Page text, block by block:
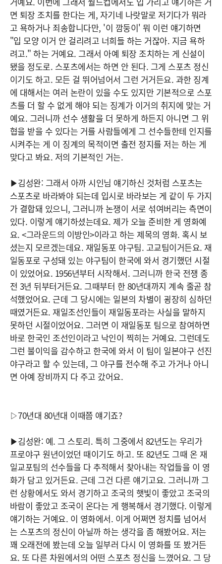
면 퇴장 조치를 한다는 게, 자기네 나랏말로 저기다가 뭐라
고 욕하거나 죄송합니다만, '이 깜둥이' 뭐 이런 얘기하면
"입 모양 이거 안 걸리려고 너희들 하는 거잖아. 지금 욕하
려고." 하는 거예요. 그래서 아예 퇴장 조치하는 게 신설이
됐을 정도로. 스포츠에서는 하면 안 된다. 그게 스포츠 정신
이기도 하고. 모든 걸 뛰어넘어서 그런 거거든요. 과한 징계
에 대해서는 여러 논란이 있을 수도 있지만 기본적으로 스포
츠를 더 할 수 없게 해야 되는 징계가 이거의 취지에 맞는 거
예요. 그러니까 선수 생활을 더 못하게 하든지 아니면 그 위
협을 받을 수 있다는 거를 사람들에게 그 선수들한테 인지를
시켜주는 게 이 징계의 목적이면 출전 정지를 저는 하는 게
맞다고 봐요. 저의 기본적인 거는.
▶김성완: 그래서 아까 시인님 얘기하신 것처럼 스포츠는
스포츠로 바라봐야 되는데 입시로 바라보는 게 같이 두 가지
가 결합돼 있으니, 그러니까 논쟁이 서로 섞여버리는 측면이
있다. 이렇게 얘기하셨는데요. 제가 오늘 준비한 게 영화예
요. <그라운드의 이방인>이라고 하는 제목의 영화. 혹시 보
셨는지 모르겠는데요. 재일동포 야구팀. 고교팀이거든요. 재
일동포로 구성돼 있는 야구팀이 한국에 와서 경기했던 시절
이 있었어요. 1956년부터 시작해서. 그러니까 한국 전쟁 종
전 3년 뒤부터거든요. 그때부터 한 80년대까지 계속 줄곧 참
석했었어요. 근데 그 당시에는 일본의 차별이 굉장히 심하던
때였거든요. 재일조선인들이 재일동포라는 사실을 말하지
못하던 시절이었어요. 그러면 이 재일동포 팀으로 참여하면
바로 한국인 조선인이라고 낙인이 찍히는 거예요. 그런데도
그런 불이익을 감수하고 한국에 와서 이 팀이 일본야구 선진
야구라고 할 수 있는데, 그 야구를 전수해 주고 가거나 아니
면 아예 장비까지 다 주고 갔어요.
▷70년대 80년대 이때쯤 얘기죠?
▶김성완: 예. 그 스토리. 특히 그중에서 82년도는 우리가
프로야구 원년이었던 때이기도 하고. 또 82년도 그때 온 재
일교포팀의 선수들을 다 추적해서 찾아내는 작업들을 이 영
화가 담고 있거든요. 근데 그건 다른 얘기고요. 그러니까 그
런 상황에서도 와서 경기하고 조국의 햇빛이 좋았고 조국의
바람이 좋았고 조국이 온다는 게 행복해서 경기했다. 이렇게
얘기하는 거예요. 이 영화에서. 이게 어쩌면 정치를 넘어서
는 스포츠의 정신이 아닐까 하는 생각을 좀 해봤어요. 저는
꽤 오래전에 봤는데 오늘 일부러 다시 이 영화를 또 봤거든
요. 또 다른 차원에서의 어떤 스포츠 정신을 느꼈어요. 그 당